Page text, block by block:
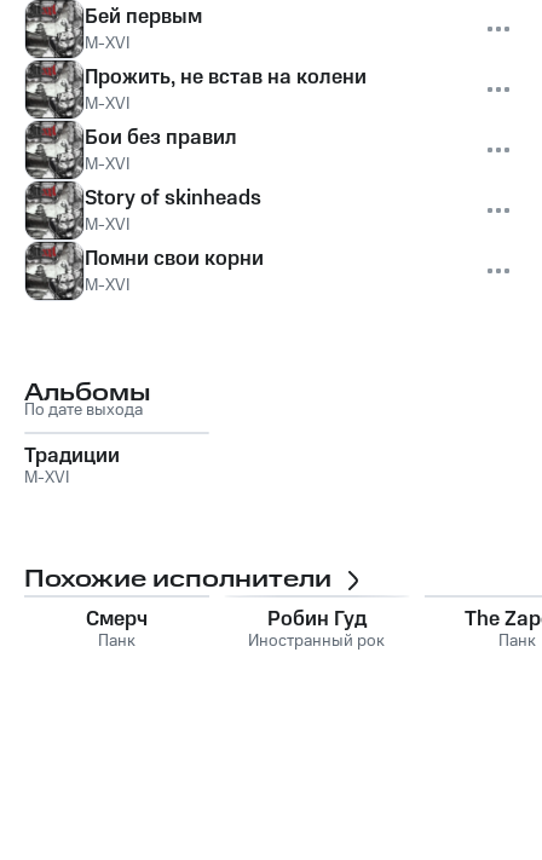
Бей первым
M-XVI
Прожить, не встав на колени
M-XVI
Бои без правил
M-XVI
Story of skinheads
M-XVI
Помни свои корни
M-XVI
Альбомы
По дате выхода
Традиции
M-XVI
Похожие исполнители
Смерч
Панк
Робин Гуд
Иностранный рок
The
Панк